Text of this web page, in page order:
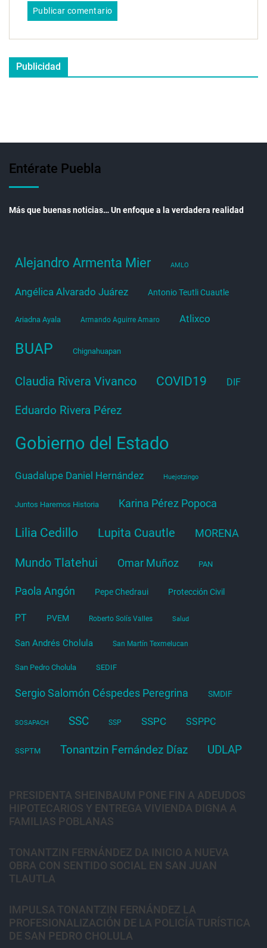
Publicidad
Entérate Puebla
Más que buenas noticias… Un enfoque a la verdadera realidad
Alejandro Armenta Mier AMLO
Angélica Alvarado Juárez Antonio Teutli Cuautle
Ariadna Ayala Armando Aguirre Amaro Atlixco
BUAP Chignahuapan
Claudia Rivera Vivanco COVID19 DIF
Eduardo Rivera Pérez
Gobierno del Estado
Guadalupe Daniel Hernández Huejotzingo
Juntos Haremos Historia Karina Pérez Popoca
Lilia Cedillo Lupita Cuautle MORENA
Mundo Tlatehui Omar Muñoz PAN
Paola Angón Pepe Chedraui Protección Civil
PT PVEM Roberto Solís Valles Salud
San Andrés Cholula San Martín Texmelucan
San Pedro Cholula SEDIF
Sergio Salomón Céspedes Peregrina SMDIF
SOSAPACH SSC SSP SSPC SSPPC
SSPTM Tonantzin Fernández Díaz UDLAP
PRESIDENTA SHEINBAUM PONE FIN A ADEUDOS
HIPOTECARIOS Y ENTREGA VIVIENDA DIGNA A
FAMILIAS POBLANAS
TONANTZIN FERNÁNDEZ DA INICIO A NUEVA
OBRA CON SENTIDO SOCIAL EN SAN JUAN
TLAUTLA
IMPULSA TONANTZIN FERNÁNDEZ LA
PROFESIONALIZACIÓN DE LA POLICÍA TURÍSTICA
DE SAN PEDRO CHOLULA